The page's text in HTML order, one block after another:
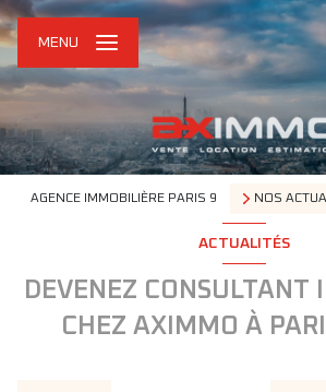
MENU
AGENCE IMMOBILIÈRE PARIS 9 NOS
ACTUALITÉS
DEVENEZ CONSULTANT
CHEZ AXIMMO À